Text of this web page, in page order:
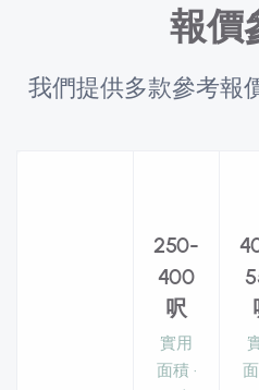
報價
我們提供多款參考報
250-
400
呎
實用
面積 ·